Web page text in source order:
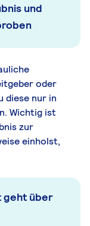
und
oder
diese nur in
Wichtig ist
zur
einholst,
geht über